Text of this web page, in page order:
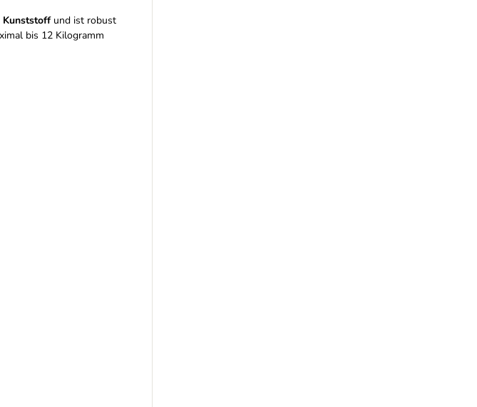
und ist robust
bis 12 Kilogramm